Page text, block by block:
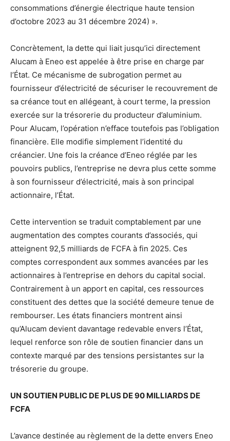
consommations d’énergie électrique haute tension
d’octobre 2023 au 31 décembre 2024) ».
Concrètement, la dette qui liait jusqu’ici directement
Alucam à Eneo est appelée à être prise en charge par
l’État. Ce mécanisme de subrogation permet au
fournisseur d’électricité de sécuriser le recouvrement de
sa créance tout en allégeant, à court terme, la pression
exercée sur la trésorerie du producteur d’aluminium.
Pour Alucam, l’opération n’efface toutefois pas l’obligation
financière. Elle modifie simplement l’identité du
créancier. Une fois la créance d’Eneo réglée par les
pouvoirs publics, l’entreprise ne devra plus cette somme
à son fournisseur d’électricité, mais à son principal
actionnaire, l’État.
Cette intervention se traduit comptablement par une
augmentation des comptes courants d’associés, qui
atteignent 92,5 milliards de FCFA à fin 2025. Ces
comptes correspondent aux sommes avancées par les
actionnaires à l’entreprise en dehors du capital social.
Contrairement à un apport en capital, ces ressources
constituent des dettes que la société demeure tenue de
rembourser. Les états financiers montrent ainsi
qu’Alucam devient davantage redevable envers l’État,
lequel renforce son rôle de soutien financier dans un
contexte marqué par des tensions persistantes sur la
trésorerie du groupe.
UN SOUTIEN PUBLIC DE PLUS DE 90 MILLIARDS DE
FCFA
L’avance destinée au règlement de la dette envers Eneo